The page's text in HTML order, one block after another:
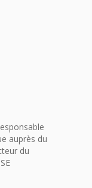
auprès du
du